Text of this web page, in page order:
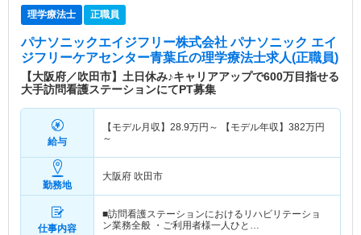
理学療法士 正職員
パナソニックエイジフリー株式会社 パナソニック エイ
ジフリーケアセンター青葉丘の理学療法士求人(正職員)
【大阪府／吹田市】土日休み♪キャリアアップで600万目指せる
大手訪問看護ステーションにてPT募集
給与
【モデル月収】 28.9万円～ 【モデル年収】 382万円
～
勤務地
大阪府 吹田市
仕事内容
■訪問看護ステーションにおけるリハビリテーショ
ン業務全般 ・ご利用者様一人ひと…